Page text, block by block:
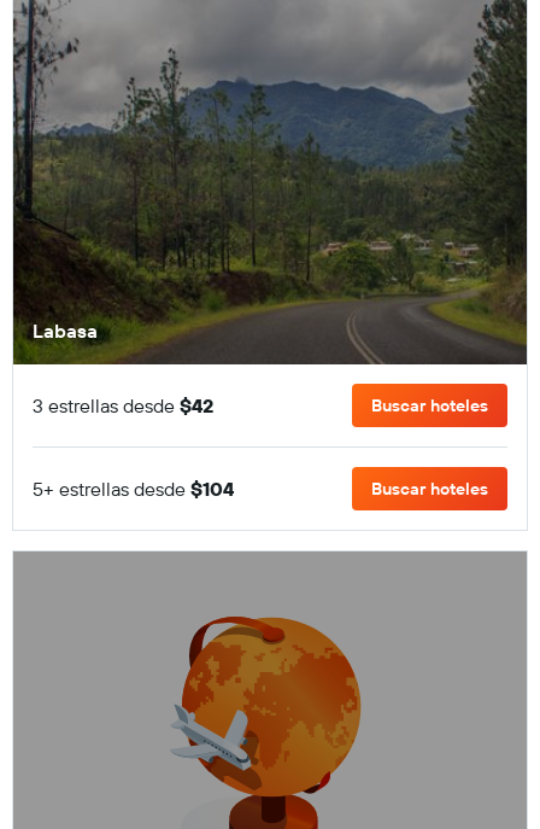
Labasa
3 estrellas desde $42 Buscar hoteles
5+ estrellas desde $104 Buscar hoteles